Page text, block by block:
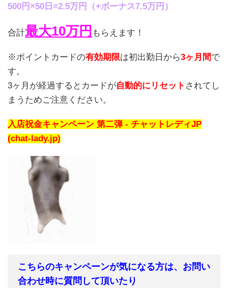
500円×50日=2.5万円（+ボーナス7.5万円）
合計最大10万円 もらえます！
※ポイントカードの有効期限は初出勤日から3ヶ月間で
す。
3ヶ月が経過するとカードが自動的にリセット されてし
まうためご注意ください。
入店祝金キャンペーン 第二弾 - チャットレディJP
(chat-lady.jp)
こちらのキャンペーンが気になる方は、お問い
合わせ時に質問して頂いたり